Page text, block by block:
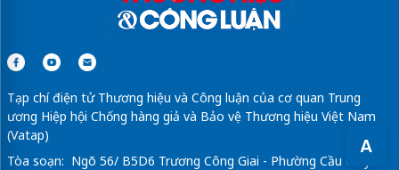
A
Tạp chí điện tử Thương hiệu và Công luận của cơ quan Trung
ương Hiệp hội Chống hàng giả và Bảo vệ Thương hiệu Việt Nam
(Vatap)
Tòa soạn: Ngõ 56/ B5D6 Trương Công Giai - Phường Cầu Giấy -